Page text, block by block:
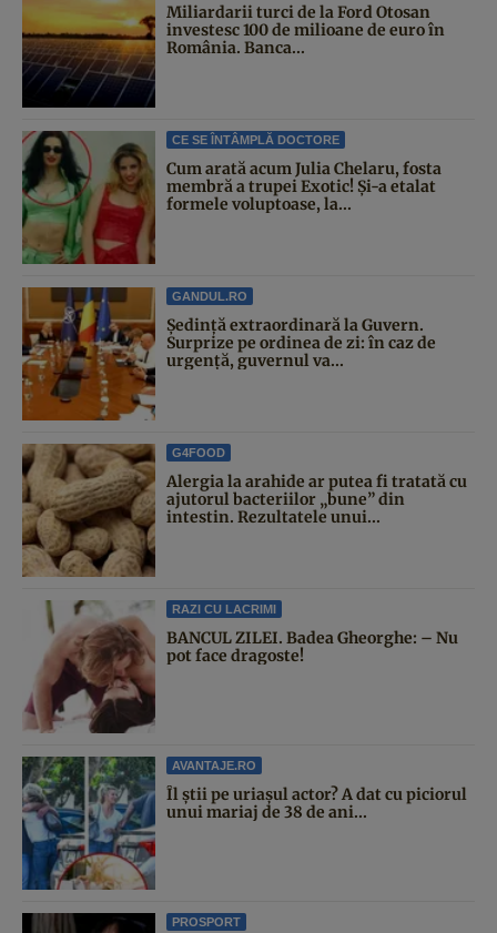
Miliardarii turci de la Ford Otosan
investesc 100 de milioane de euro în
România. Banca...
CE SE ÎNTÂMPLĂ DOCTORE
Cum arată acum Julia Chelaru, fosta
membră a trupei Exotic! Și-a etalat
formele voluptoase, la...
GANDUL.RO
Şedinţă extraordinară la Guvern.
Surprize pe ordinea de zi: în caz de
urgență, guvernul va...
G4FOOD
Alergia la arahide ar putea fi tratată cu
ajutorul bacteriilor „bune” din
intestin. Rezultatele unui...
RAZI CU LACRIMI
BANCUL ZILEI. Badea Gheorghe: – Nu
pot face dragoste!
AVANTAJE.RO
Îl știi pe uriașul actor? A dat cu piciorul
unui mariaj de 38 de ani...
PROSPORT